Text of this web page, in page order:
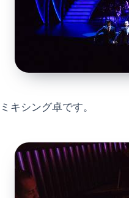
ミキシング卓です。